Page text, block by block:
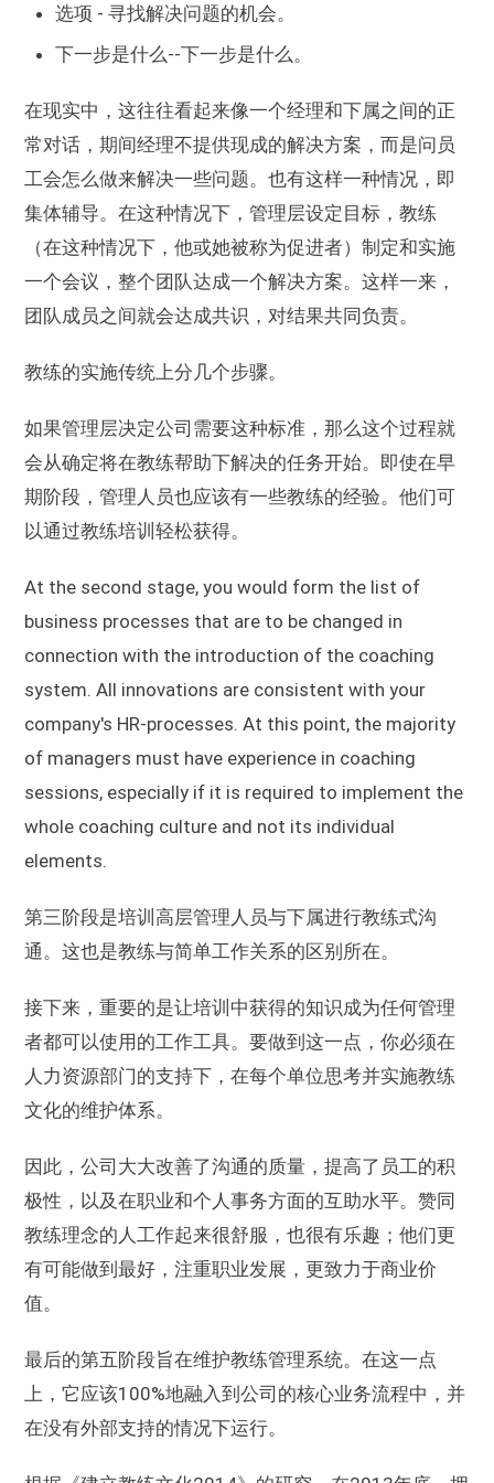
选项 - 寻找解决问题的机会。
下一步是什么--下一步是什么。
在现实中，这往往看起来像一个经理和下属之间的正
常对话，期间经理不提供现成的解决方案，而是问员
工会怎么做来解决一些问题。也有这样一种情况，即
集体辅导。在这种情况下，管理层设定目标，教练
（在这种情况下，他或她被称为促进者）制定和实施
一个会议，整个团队达成一个解决方案。这样一来，
团队成员之间就会达成共识，对结果共同负责。
教练的实施传统上分几个步骤。
如果管理层决定公司需要这种标准，那么这个过程就
会从确定将在教练帮助下解决的任务开始。即使在早
期阶段，管理人员也应该有一些教练的经验。他们可
以通过教练培训轻松获得。
At the second stage, you would form the list of
business processes that are to be changed in
connection with the introduction of the coaching
system. All innovations are consistent with your
company's HR-processes. At this point, the majority
of managers must have experience in coaching
sessions, especially if it is required to implement the
whole coaching culture and not its individual
elements.
第三阶段是培训高层管理人员与下属进行教练式沟
通。这也是教练与简单工作关系的区别所在。
接下来，重要的是让培训中获得的知识成为任何管理
者都可以使用的工作工具。要做到这一点，你必须在
人力资源部门的支持下，在每个单位思考并实施教练
文化的维护体系。
因此，公司大大改善了沟通的质量，提高了员工的积
极性，以及在职业和个人事务方面的互助水平。赞同
教练理念的人工作起来很舒服，也很有乐趣；他们更
有可能做到最好，注重职业发展，更致力于商业价
值。
最后的第五阶段旨在维护教练管理系统。在这一点
上，它应该100%地融入到公司的核心业务流程中，并
在没有外部支持的情况下运行。